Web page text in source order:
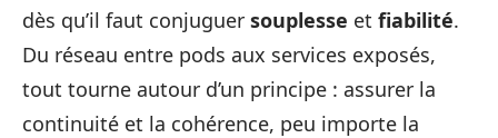
dès qu’il faut conjuguer souplesse et fiabilité.
Du réseau entre pods aux services exposés,
tout tourne autour d’un principe : assurer la
continuité et la cohérence, peu importe la